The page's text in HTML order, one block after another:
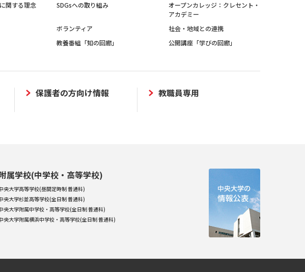
関する理念 SDGsへの取り組み
オープンカレッジ：クレセント・
アカデミー
ボランティア
社会・地域との連携
教養番組「知の回廊」
公開講座「学びの回廊」
保護者の方向け情報 教職員専用
属学校(中学校・高等学校)
央大学高等学校(昼間定時制 普通科)
央大学杉並高等学校(全日制 普通科)
央大学附属中学校・高等学校(全日制 普通科)
央大学附属横浜中学校・高等学校(全日制 普通科)